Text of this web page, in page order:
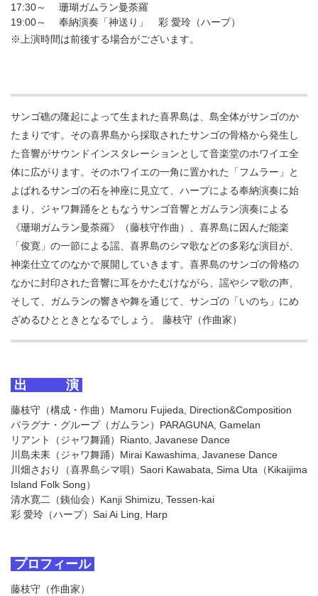
17:30～ 珊瑚ガムラン曼荼羅
19:00～ 奉納演奏「神送り」 彩 愛玲（ハープ）
※上演時間は前後する場合がございます。
サンゴ礁の隆起によって生まれた喜界島は、島全体がサンゴのか
たまりです。その喜界島から採取されたサンゴの骨格から発生し
た音響がサウンドインスタレーションとして音楽堂のホワイエ全
体に広がります。そのホワイエの一角に置かれた「フムラー」と
よばれるサンゴの石を神座に見立て、ハープによる奉納演奏に始
まり、ジャワ舞踊をともなうサンゴ音響とガムラン演奏による
《珊瑚ガムラン曼荼羅》（藤枝守作曲）、喜界島に因んだ能楽
「俊寛」の一節による謡、喜界島のシマ歌などの多彩な演目が、
神楽仕立てのなかで展開していきます。喜界島のサンゴの骨格の
なかに封印された音響に耳をかたむけながら、謡やシマ歌の声、
そして、ガムランの響きや舞を通じて、サンゴの「いのち」にめ
ざめるひとときとなるでしょう。 藤枝守（作曲家）
出 演
藤枝守（構成・作曲）Mamoru Fujieda, Direction&Composition
パラグナ・グループ（ガムラン）PARAGUNA, Gamelan
リアント（ジャワ舞踊）Rianto, Javanese Dance
川島未耒（ジャワ舞踊）Mirai Kawashima, Javanese Dance
川畑さおり（喜界島シマ唄）Saori Kawabata, Sima Uta（Kikaijima
Island Folk Song）
清水寛二（銕仙会）Kanji Shimizu, Tessen-kai
彩 愛玲（ハープ）Sai Ai Ling, Harp
プロフィール
藤枝守（作曲家）